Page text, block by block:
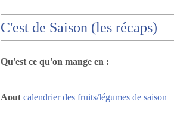
C'est de Saison (les récaps)
Qu'est ce qu'on mange en :
Aout calendrier des fruits/légumes de saison